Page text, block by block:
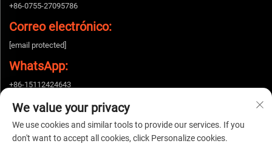
+86-0755-27095786
Correo electrónico:
[email protected]
WhatsApp:
+86-15112424643
Derechos de autor © 2026 China Shenzhen Woshijie Electronic Technology Co.,
Ltd. Todos los derechos reservados. |Política de privacidad
We value your privacy
We use cookies and similar tools to provide our services. If you
don't want to accept all cookies, click Personalize cookies.